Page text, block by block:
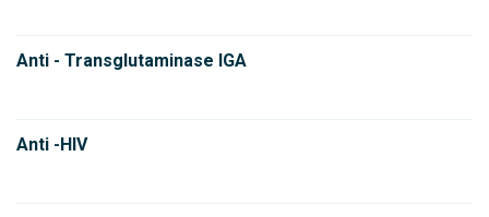
Anti - Transglutaminase IGA
Anti -HIV